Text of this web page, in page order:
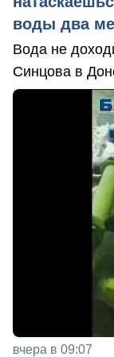
воды два
Вода не
Синцова в
вчера в 09:07